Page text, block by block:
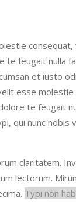
consequat,
te feugait nulla
et iusto
esse
te feugait
qui nunc nobis
claritatem.
lectorum.
Typi non